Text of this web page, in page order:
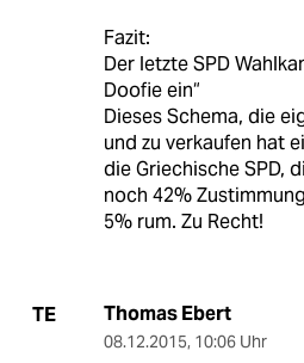
Fazit:
Der letzte SPD
Doofie ein“
Dieses Schema, die
und zu verkaufen hat
die Griechische SPD,
noch 42%
5% rum. Zu Recht!
TE Thomas Ebert
08.12.2015, 10:06 Uhr